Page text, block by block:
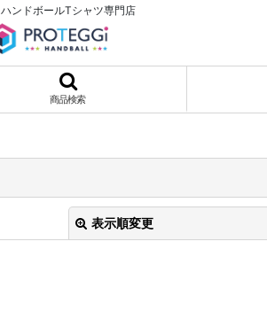
ハンドボールTシャツ専門店
商品検索
表示順変更